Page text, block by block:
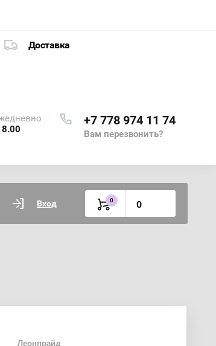
Доставка
+7 778 974 11 74
Вам перезвонить?
Вход 0 0
Леонпрайд